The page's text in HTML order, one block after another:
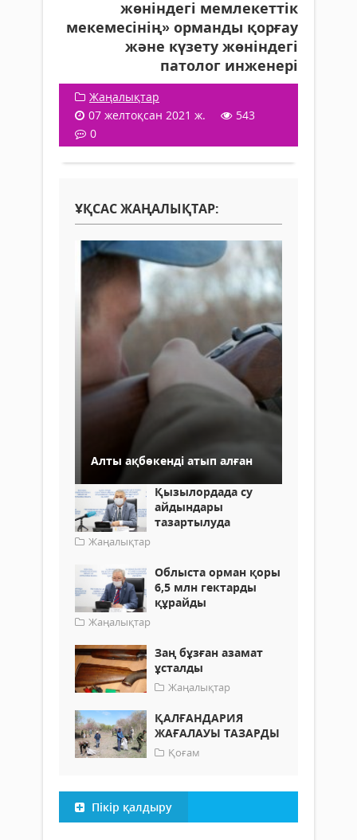
жөніндегі мемлекеттік
мекемесінің» орманды қорғау
және күзету жөніндегі
патолог инженері
Жаңалықтар
07 желтоқсан 2021 ж.
543
0
ҰҚСАС ЖАҢАЛЫҚТАР:
Алты ақбөкенді атып алған
Қызылордада су
айдындары
тазартылуда
Жаңалықтар
Облыста орман қоры
6,5 млн гектарды
құрайды
Жаңалықтар
Заң бұзған азамат
ұсталды
Жаңалықтар
ҚАЛҒАНДАРИЯ
ЖАҒАЛАУЫ ТАЗАРДЫ
Қоғам
Пікір қалдыру